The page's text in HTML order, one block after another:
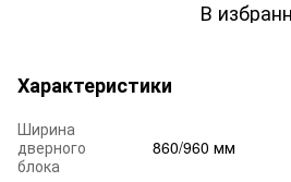
В
Характеристики
Ширина
дверного
блока
860/960 мм